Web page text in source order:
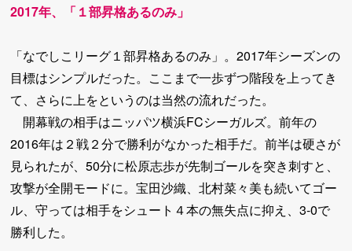
2017年、「１部昇格あるのみ」
「なでしこリーグ１部昇格あるのみ」。2017年シーズンの
目標はシンプルだった。ここまで一歩ずつ階段を上ってき
て、さらに上をというのは当然の流れだった。
開幕戦の相手はニッパツ横浜FCシーガルズ。前年の
2016年は２戦２分で勝利がなかった相手だ。前半は硬さが
見られたが、50分に松原志歩が先制ゴールを突き刺すと、
攻撃が全開モードに。宝田沙織、北村菜々美も続いてゴー
ル、守っては相手をシュート４本の無失点に抑え、3-0で
勝利した。